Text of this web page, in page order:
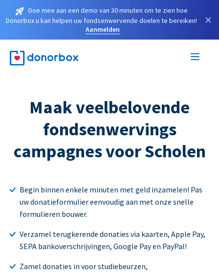
Doe mee aan een demo van 30 minuten om te zien hoe
Donorbox u kan helpen uw fondsenwervende doelen te bereiken!
Aanmelden
×
Maak veelbelovende
fondsenwervings
campagnes voor Scholen
Begin binnen enkele minuten met geld inzamelen! Pas
uw donatieformulier eenvoudig aan met onze snelle
formulieren bouwer.
Verzamel terugkerende donaties via kaarten, Apple Pay,
SEPA bankoverschrijvingen, Google Pay en PayPal!
Zamel donaties in voor studiebeurzen,